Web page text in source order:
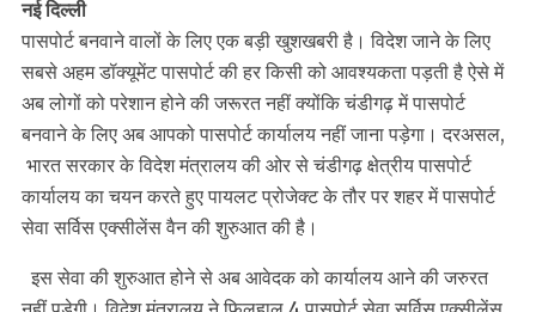
नई दिल्ली
पासपोर्ट बनवाने वालों के लिए एक बड़ी खुशखबरी है। विदेश जाने के लिए
सबसे अहम डॉक्यूमेंट पासपोर्ट की हर किसी को आवश्यकता पड़ती है ऐसे में
अब लोगों को परेशान होने की जरूरत नहीं क्योंकि चंडीगढ़ में पासपोर्ट
बनवाने के लिए अब आपको पासपोर्ट कार्यालय नहीं जाना पड़ेगा। दरअसल,
भारत सरकार के विदेश मंत्रालय की ओर से चंडीगढ़ क्षेत्रीय पासपोर्ट
कार्यालय का चयन करते हुए पायलट प्रोजेक्ट के तौर पर शहर में पासपोर्ट
सेवा सर्विस एक्सीलेंस वैन की शुरुआत की है।
इस सेवा की शुरुआत होने से अब आवेदक को कार्यालय आने की जरुरत